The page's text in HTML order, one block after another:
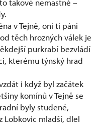
takové nemastné –
v Tejně, oni ti páni
těch hrozných válek je
purkrabí bezvládí
kterému týnský hrad
i když byl začátek
komínů v Tejně se
byly studené,
Lobkovic mladší, dlel